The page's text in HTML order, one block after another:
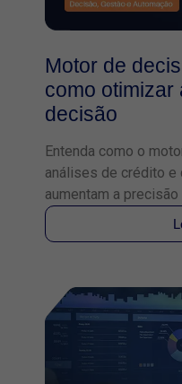
Motor de
como otimizar
decisão
Entenda como o
análises de crédito
aumentam a